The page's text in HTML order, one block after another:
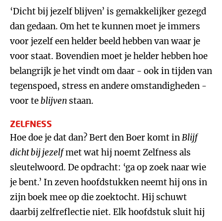
‘Dicht bij jezelf blijven’ is gemakkelijker gezegd
dan gedaan. Om het te kunnen moet je immers
voor jezelf een helder beeld hebben van waar je
voor staat. Bovendien moet je helder hebben hoe
belangrijk je het vindt om daar - ook in tijden van
tegenspoed, stress en andere omstandigheden -
voor teblijven staan.
ZELFNESS
Hoe doe je dat dan? Bert den Boer komt inBlijf
dicht bij jezelfmet wat hij noemt Zelfness als
sleutelwoord. De opdracht: ‘ga op zoek naar wie
je bent.’ In zeven hoofdstukken neemt hij ons in
zijn boek mee op die zoektocht. Hij schuwt
daarbij zelfreflectie niet. Elk hoofdstuk sluit hij